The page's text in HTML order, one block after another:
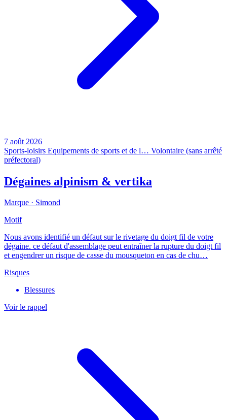
7 août 2026
Sports-loisirs Equipements de sports et de l… Volontaire (sans arrêté
préfectoral)
Dégaines alpinism & vertika
Marque · Simond
Motif
Nous avons identifié un défaut sur le rivetage du doigt fil de votre
dégaine. ce défaut d'assemblage peut entraîner la rupture du doigt fil
et engendrer un risque de casse du mousqueton en cas de chu…
Risques
Blessures
Voir le rappel